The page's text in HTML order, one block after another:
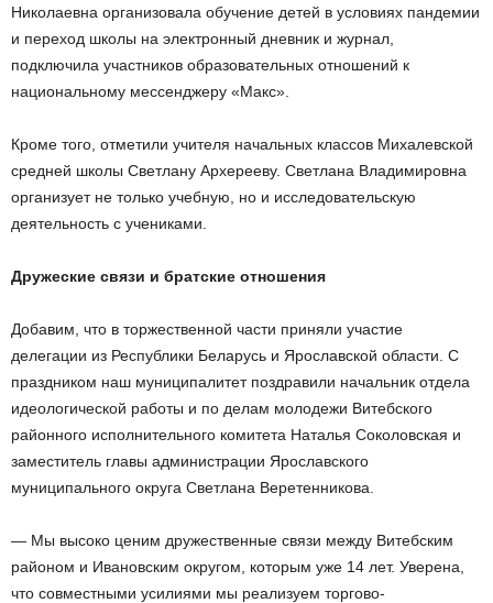
Николаевна организовала обучение детей в условиях пандемии
и переход школы на электронный дневник и журнал,
подключила участников образовательных отношений к
национальному мессенджеру «Макс».
Кроме того, отметили учителя начальных классов Михалевской
средней школы Светлану Архерееву. Светлана Владимировна
организует не только учебную, но и исследовательскую
деятельность с учениками.
Дружеские связи и братские отношения
Добавим, что в торжественной части приняли участие
делегации из Республики Беларусь и Ярославской области. С
праздником наш муниципалитет поздравили начальник отдела
идеологической работы и по делам молодежи Витебского
районного исполнительного комитета Наталья Соколовская и
заместитель главы администрации Ярославского
муниципального округа Светлана Веретенникова.
— Мы высоко ценим дружественные связи между Витебским
районом и Ивановским округом, которым уже 14 лет. Уверена,
что совместными усилиями мы реализуем торгово-